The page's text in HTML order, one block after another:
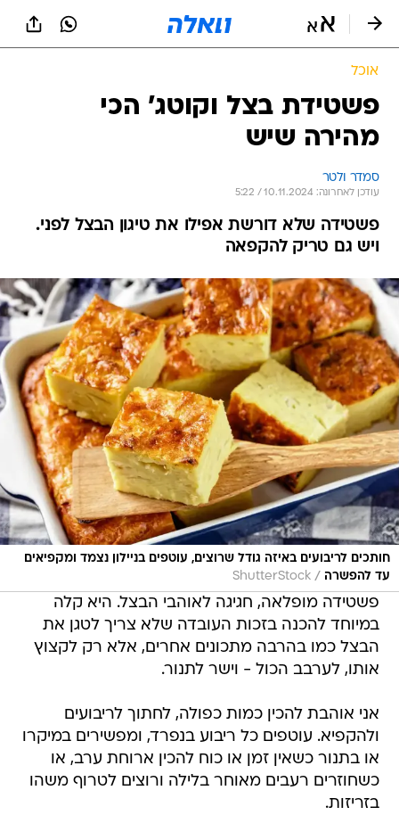
אוכל
פשטידת בצל וקוטג' הכי
מהירה שיש
סמדר ולטר
עודכן לאחרונה: 10.11.2024 / 5:22
פשטידה שלא דורשת אפילו את טיגון הבצל לפני.
ויש גם טריק להקפאה
חותכים לריבועים באיזה גודל שרוצים, עוטפים בניילון נצמד ומקפיאים
עד להפשרה /
ShutterStock
פשטידה מופלאה, חגיגה לאוהבי הבצל. היא קלה
במיוחד להכנה בזכות העובדה שלא צריך לטגן את
הבצל כמו בהרבה מתכונים אחרים, אלא רק לקצוץ
אותו, לערבב הכול - וישר לתנור.
אני אוהבת להכין כמות כפולה, לחתוך לריבועים
ולהקפיא. עוטפים כל ריבוע בנפרד, ומפשירים במיקרו
או בתנור כשאין זמן או כוח להכין ארוחת ערב, או
כשחוזרים רעבים מאוחר בלילה ורוצים לטרוף משהו
בזריזות.